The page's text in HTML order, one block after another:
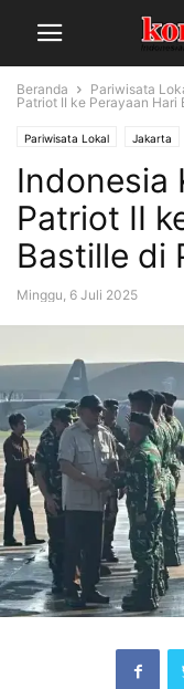
Beranda Pariwisata
Patriot II ke Perayaan Hari
Pariwisata Lokal Jakarta
Indonesia
Patriot II
Bastille di
Minggu, 6 Juli 2025